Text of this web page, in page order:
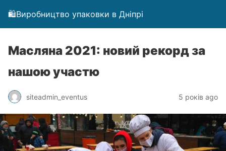
🛍️Виробництво упаковки в Дніпрі
Масляна 2021: новий рекорд за
нашою участю
siteadmin_eventus 5 років ago